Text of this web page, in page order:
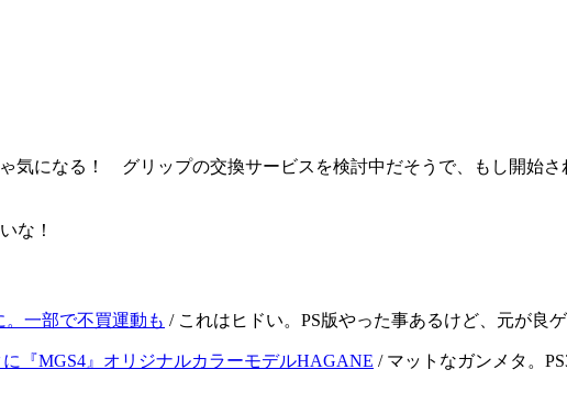
気になる！ グリップの交換サービスを検討中だそうで、もし開始
な！
一部で不買運動も / これはヒドい。PS版やった事あるけど、元が良
『MGS4』オリジナルカラーモデルHAGANE / マットなガンメタ。